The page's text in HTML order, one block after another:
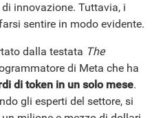
innovazione. Tuttavia, i
sentire in modo evidente.
dalla testata The
di Meta che ha
di token in un solo mese.
gli esperti del settore, si